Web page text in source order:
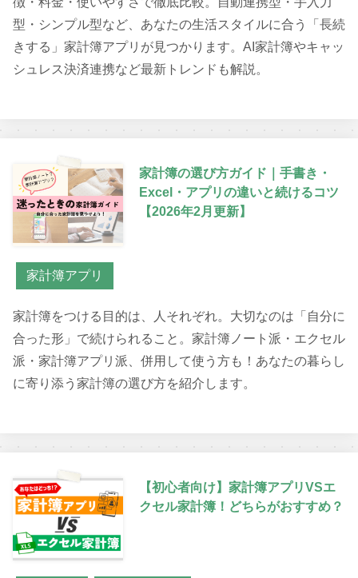
型・シンプル型など、あなたの生活スタイルに合う「長続
きする」家計簿アプリが見つかります。AI家計簿やキャッ
シュレス決済連携など最新トレンドも解説。
家計簿の選び方ガイド｜手書き・
Excel・アプリの違いと続けるコツ
【2026年2月更新】
家計簿アプリ
家計簿をつける目的は、人それぞれ。大切なのは「自分に
合った形」で続けられること。家計簿ノート派・エクセル
派・家計簿アプリ派、併用して使う方も！あなたの暮らし
に寄り添う家計簿の選び方を紹介します。
【初心者向け】家計簿アプリVSエ
クセル家計簿！どちらがおすすめ？